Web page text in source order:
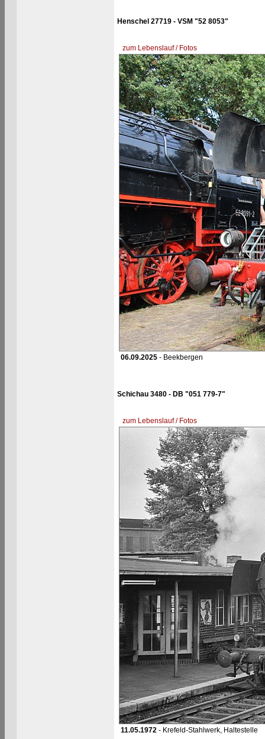
Henschel 27719 - VSM "52 8053"
zum Lebenslauf / Fotos
06.09.2025- Beekbergen
Schichau 3480 - DB "051 779-7"
zum Lebenslauf / Fotos
11.05.1972- Krefeld-Stahlwerk, Haltestelle